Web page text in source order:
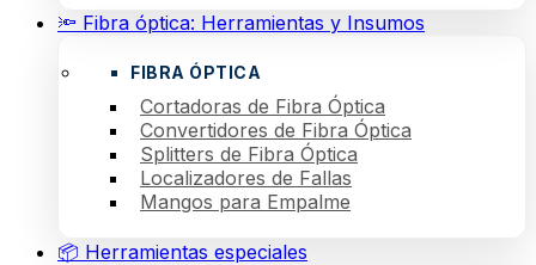
🔦 Fibra óptica: Herramientas y Insumos
FIBRA ÓPTICA
Cortadoras de Fibra Óptica
Convertidores de Fibra Óptica
Splitters de Fibra Óptica
Localizadores de Fallas
Mangos para Empalme
📦 Herramientas especiales